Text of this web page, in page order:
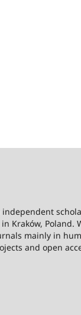
independent
Kraków, Poland.
mainly in
and open